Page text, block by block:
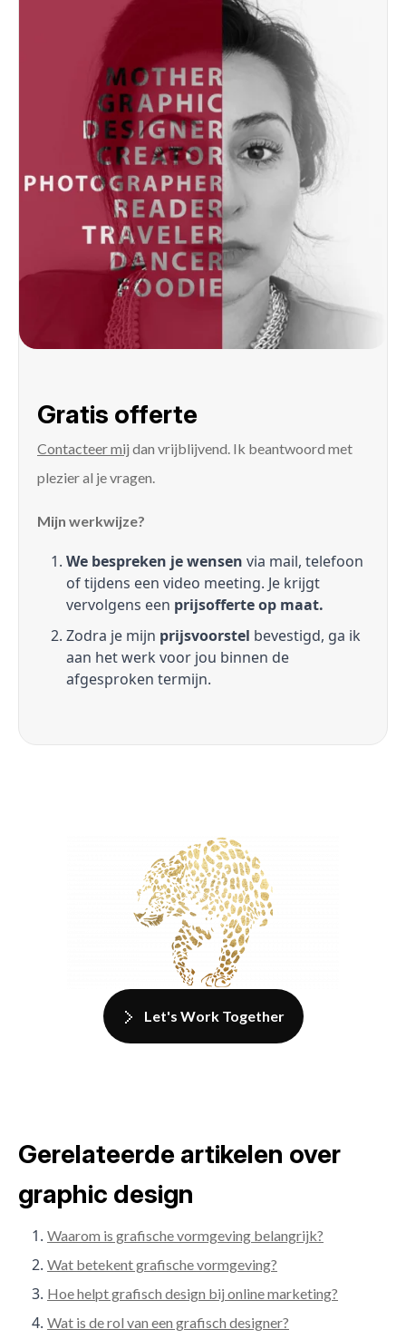
Gratis offerte
Contacteer mij dan vrijblijvend. Ik beantwoord met
plezier al je vragen.
Mijn werkwijze?
We bespreken je wensen via mail, telefoon
of tijdens een video meeting. Je krijgt
vervolgens een prijsofferte op maat.
Zodra je mijn prijsvoorstel bevestigd, ga ik
aan het werk voor jou binnen de
afgesproken termijn.
Let's Work Together
Gerelateerde artikelen over
graphic design
Waarom is grafische vormgeving belangrijk?
Wat betekent grafische vormgeving?
Hoe helpt grafisch design bij online marketing?
Wat is de rol van een grafisch designer?